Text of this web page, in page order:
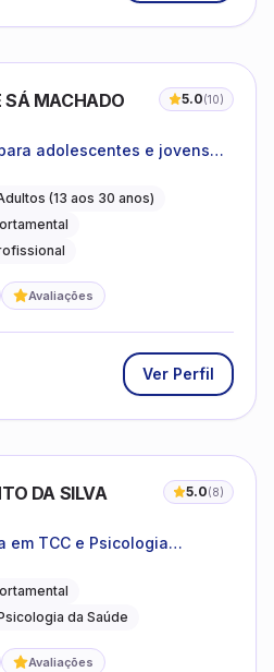
MACHADO 5.0(10)
adolescentes e jovens
e orientação
(13 aos 30 anos)
Avaliações
Ver Perfil
DA SILVA 5.0(8)
em TCC e Psicologia
da Saúde
Avaliações